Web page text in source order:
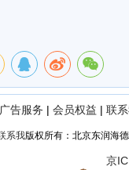
广告服务 | 会员权益 | 联
版权所有：北京东润海
京